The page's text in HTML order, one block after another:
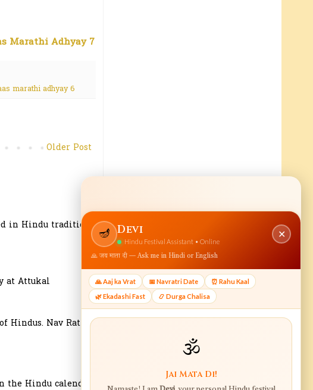
Marathi Adhyay 7
marathi adhyay 6
Older Post
in Hindu tradition.
at Attukal
Nav Ratri
Hindu calendar.